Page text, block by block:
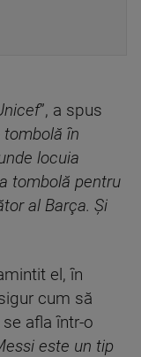
”, a spus
în
locuia
tombolă pentru
al Barça. Și
el, în
cum să
afla într-o
este un tip